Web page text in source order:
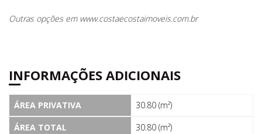
Outras opções em www.costaecostaimoveis.com.br
INFORMAÇÕES ADICIONAIS
ÁREA PRIVATIVA
30.80 (m²)
ÁREA TOTAL
30.80 (m²)